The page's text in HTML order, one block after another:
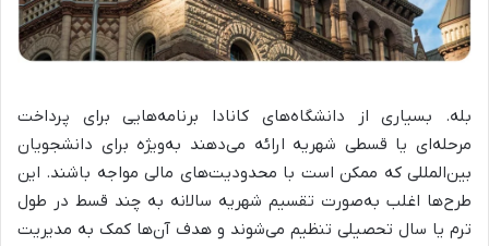
بله. بسیاری از دانشگاه‌های کانادا برنامه‌هایی برای پرداخت
مرحله‌ای یا قسطی شهریه ارائه می‌دهند به‌ویژه برای دانشجویان
بین‌المللی که ممکن است با محدودیت‌های مالی مواجه باشند. این
طرح‌ها اغلب به‌صورت تقسیم شهریه سالانه به چند قسط در طول
ترم یا سال تحصیلی تنظیم می‌شوند و هدف آن‌ها کمک به مدیریت